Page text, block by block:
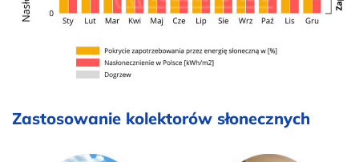
Zastosowanie kolektorów słonecznych